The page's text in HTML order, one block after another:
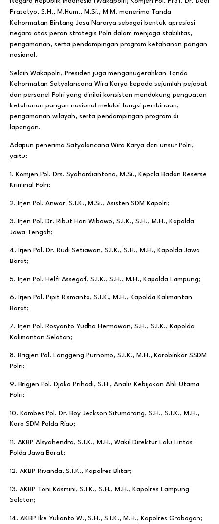
Prasetyo, S.H., M.Hum., M.Si., M.M. menerima Tanda
Kehormatan Bintang Jasa Nararya sebagai bentuk apresiasi
negara atas peran strategis Polri dalam menjaga stabilitas,
pengamanan, serta pendampingan program ketahanan pangan
nasional.
Selain Wakapolri, Presiden juga menganugerahkan Tanda
Kehormatan Satyalancana Wira Karya kepada sejumlah pejabat
dan personel Polri yang dinilai konsisten mendukung penguatan
ketahanan pangan nasional melalui fungsi pembinaan,
pengamanan wilayah, serta pendampingan program di
lapangan.
Adapun penerima Satyalancana Wira Karya dari unsur Polri,
yaitu:
1. Komjen Pol. Drs. Syahardiantono, M.Si., Kepala Badan Reserse
Kriminal Polri;
2. Irjen Pol. Anwar, S.I.K., M.Si., Asisten SDM Kapolri;
3. Irjen Pol. Dr. Ribut Hari Wibowo, S.I.K., S.H., M.H., Kapolda
Jawa Tengah;
4. Irjen Pol. Dr. Rudi Setiawan, S.I.K., S.H., M.H., Kapolda Jawa
Barat;
5. Irjen Pol. Helfi Assegaf, S.I.K., S.H., M.H., Kapolda Lampung;
6. Irjen Pol. Pipit Rismanto, S.I.K., M.H., Kapolda Kalimantan
Barat;
7. Irjen Pol. Rosyanto Yudha Hermawan, S.H., S.I.K., Kapolda
Kalimantan Selatan;
8. Brigjen Pol. Langgeng Purnomo, S.I.K., M.H., Karobinkar SSDM
Polri;
9. Brigjen Pol. Djoko Prihadi, S.H., Analis Kebijakan Ahli Utama
Polri;
10. Kombes Pol. Dr. Boy Jeckson Situmorang, S.H., S.I.K., M.H.,
Karo SDM Polda Riau;
11. AKBP Alsyahendra, S.I.K., M.H., Wakil Direktur Lalu Lintas
Polda Jawa Barat;
12. AKBP Rivanda, S.I.K., Kapolres Blitar;
13. AKBP Toni Kasmini, S.I.K., S.H., M.H., Kapolres Lampung
Selatan;
14. AKBP Ike Yulianto W., S.H., S.I.K., M.H., Kapolres Grobogan;